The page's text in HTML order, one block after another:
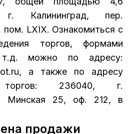
Калининград, пер.
пом. LXIX. Ознакомиться с
торгов, формами
можно по адресу:
а также по адресу
торгов: 236040, г.
Минская 25, оф. 212, в
продажи